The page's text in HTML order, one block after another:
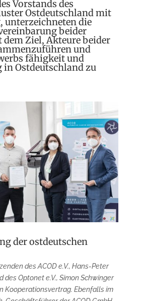
Vorstands des
Ostdeutschland mit
unterzeichneten die
beider
Ziel, Akteure beider
und
fähigkeit und
in Ostdeutschland zu
der ostdeutschen
des ACOD e.V., Hans-Peter
des Optonet e.V., Simon Schwinger
Kooperationsvertrag. Ebenfalls im